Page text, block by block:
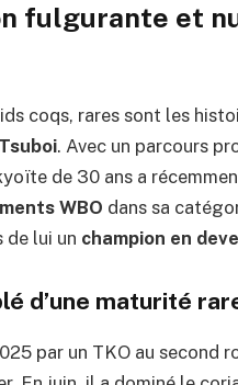
fulgurante et
coqs, rares sont les
. Avec un parcours
de 30 ans a
WBO dans sa
lui un champion en
d’une maturité
par un TKO au second